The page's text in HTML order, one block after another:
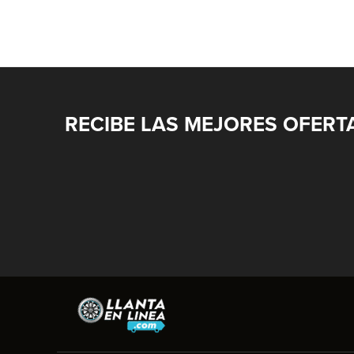
RECIBE LAS MEJORES